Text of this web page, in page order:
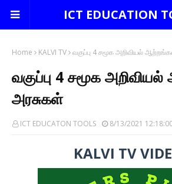
ICT EDUCATION
Home KALVI TV வகுப்பு 4 சமூக அறிவியல்
வகுப்பு 4 சமூக
அரசுகள்
ICT EDUCATON TOOLS 8/13/2021
KALVI TV